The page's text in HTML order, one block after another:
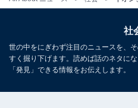
社
世の中をにぎわず注目のニュースを、
すく掘り下げます。読めば話のネタに
「発見」できる情報をお伝えします。